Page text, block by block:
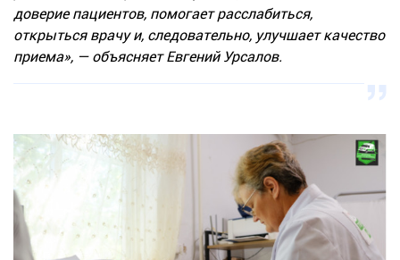
доверие пациентов, помогает расслабиться,
открыться врачу и, следовательно, улучшает качество
приема», — объясняет Евгений Урсалов.